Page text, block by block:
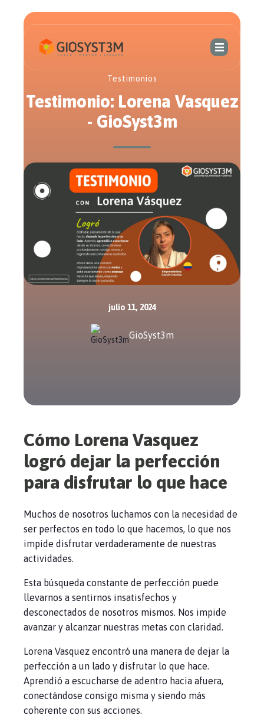
Testimonios
Testimonio: Lorena Vasquez
- GioSyst3m
julio 11, 2024
GioSyst3m
Cómo Lorena Vasquez
logró dejar la perfección
para disfrutar lo que hace
Muchos de nosotros luchamos con la necesidad de
ser perfectos en todo lo que hacemos, lo que nos
impide disfrutar verdaderamente de nuestras
actividades.
Esta búsqueda constante de perfección puede
llevarnos a sentirnos insatisfechos y
desconectados de nosotros mismos. Nos impide
avanzar y alcanzar nuestras metas con claridad.
Lorena Vasquez encontró una manera de dejar la
perfección a un lado y disfrutar lo que hace.
Aprendió a escucharse de adentro hacia afuera,
conectándose consigo misma y siendo más
coherente con sus acciones.